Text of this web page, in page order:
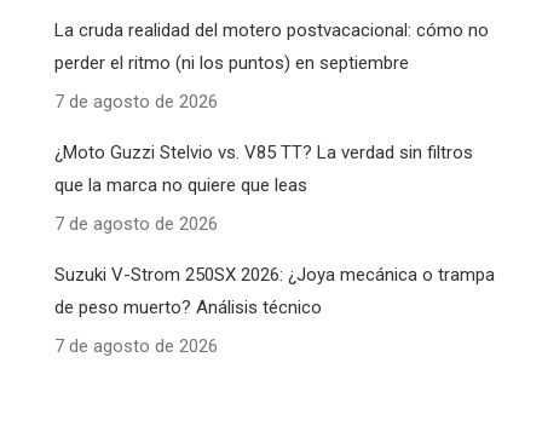
La cruda realidad del motero postvacacional: cómo no
perder el ritmo (ni los puntos) en septiembre
7 de agosto de 2026
¿Moto Guzzi Stelvio vs. V85 TT? La verdad sin filtros
que la marca no quiere que leas
7 de agosto de 2026
Suzuki V-Strom 250SX 2026: ¿Joya mecánica o trampa
de peso muerto? Análisis técnico
7 de agosto de 2026